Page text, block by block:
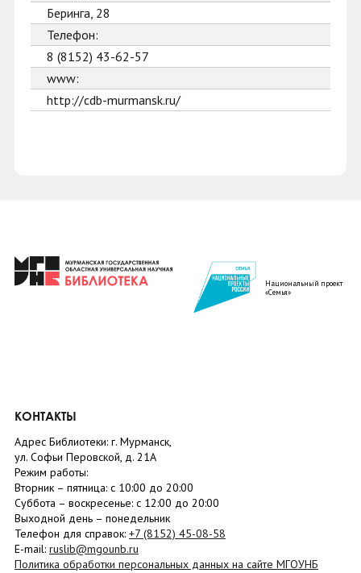
Беринга, 28
Телефон:
8 (8152) 43-62-57
www:
http://cdb-murmansk.ru/
Национальный проект
«Семья»
КОНТАКТЫ
Адрес Библиотеки: г. Мурманск,
ул. Софьи Перовской, д. 21А
Режим работы:
Вторник – пятница: с 10:00 до 20:00
Суббота – воскресенье: c 12:00 до 20:00
Выходной день – понедельник
Телефон для справок: +7 (8152) 45-08-58
E-mail: ruslib@mgounb.ru
Политика обработки персональных данных на сайте МГОУНБ